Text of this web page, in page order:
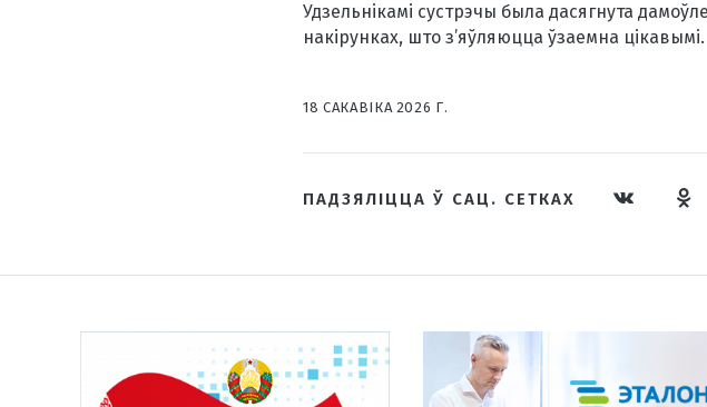
Удзельнікамі сустрэчы была дасягнута
накірунках, што з’яўляюцца ўзаемна цікавымі.
18 САКАВIКА 2026 Г.
ПАДЗЯЛІЦЦА Ў САЦ. СЕТКАХ